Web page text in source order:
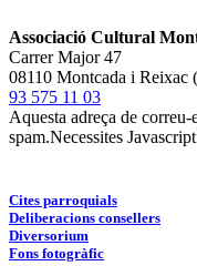
Associació Cultural
Carrer Major 47
08110 Montcada i Reixac
93 575 11 03
Aquesta adreça de
spam.Necessites
Cites parroquials
Deliberacions consellers
Diversorium
Fons fotogràfic